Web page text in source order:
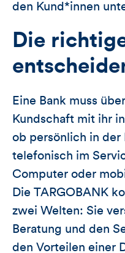
den Kund*innen
Die
Eine Bank muss
Kundschaft mit ihr
ob persönlich in der
telefonisch im
Computer oder
Die TARGOBANK
zwei Welten: Sie
Beratung und den
den Vorteilen einer